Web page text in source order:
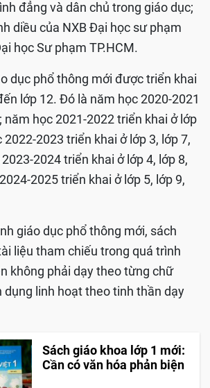
đẳng và dân chủ trong giáo dục;
diều của NXB Đại học sư phạm
học Sư phạm TP.HCM.
dục phổ thông mới được triển khai
lớp 12. Đó là năm học 2020-2021
năm học 2021-2022 triển khai ở lớp
2022-2023 triển khai ở lớp 3, lớp 7,
2024 triển khai ở lớp 4, lớp 8,
2025 triển khai ở lớp 5, lớp 9,
giáo dục phổ thông mới, sách
liệu tham chiếu trong quá trình
không phải dạy theo từng chữ
dụng linh hoạt theo tinh thần dạy
Sách giáo khoa lớp 1 mới:
Cần có văn hóa phản biện